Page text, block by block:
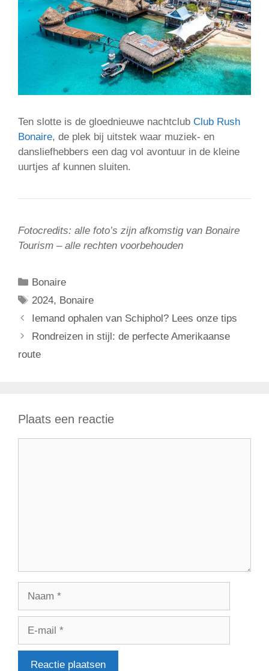
Ten slotte is de gloednieuwe nachtclub Club Rush
Bonaire, de plek bij uitstek waar muziek- en
dansliefhebbers een dag vol avontuur in de kleine
uurtjes af kunnen sluiten.
Fotocredits: alle foto’s zijn afkomstig van Bonaire
Tourism – alle rechten voorbehouden
Categorieën
Bonaire
Tags
2024, Bonaire
Iemand ophalen van Schiphol? Lees onze tips
Rondreizen in stijl: de perfecte Amerikaanse
route
Plaats een reactie